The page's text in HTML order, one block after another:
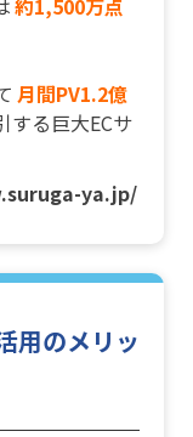
約1,500万点
月間PV1.2億
する巨大ECサ
ya.jp/
用のメリッ